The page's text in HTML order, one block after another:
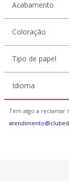
Acabamento
Coloração
Tipo de papel
Idioma
Tem algo a reclamar